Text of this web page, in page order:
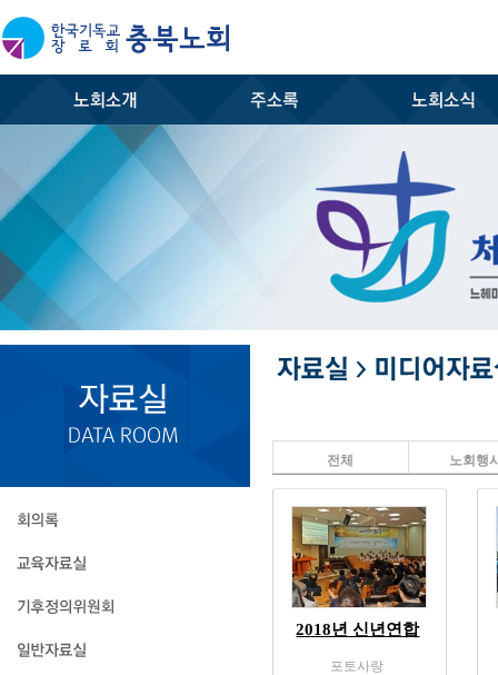
전체 노회행
2018년 신년연합
포토사랑